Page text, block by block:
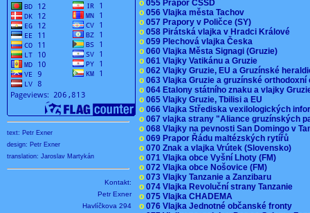
text: Petr Exner
design: Petr Exner
translation: Jaroslav Martykán
Kontakt:
Petr Exner
Havlíčkova 294
o 055 Prapor ČSSD
o 056 Vlajka města Tachov
o 057 Prapory v Poličce (SY)
o 058 Pirátská vlajka v Hradci Králové
o 059 Plechová vlajka Česka
o 060 Vlajka Města Signagi (Gruzie)
o 061 Vlajky Vatikánu a Gruzie
o 062 Vlajky Gruzie, EU a Gruzínské
o 063 Vlajka Gruzie a gruzínské
o 064 Etalony státního znaku a vlajky
o 065 Vlajky Gruzie, Tbilisi a EU
o 066 Vlajka Střediska vexilologických
o 067 vlajka strany "Aliance gruzínských
o 068 Vlajky na pevnosti San Domingo v
o 069 Prapor Řádu maltézských rytířů
o 070 Znak a vlajka Vrútek (Slovensko)
o 071 Vlajka obce Vyšní Lhoty (FM)
o 072 Vlajka obce Nošovice (FM)
o 073 Vlajky Tanzanie a Zanzibaru
o 074 Vlajka Revoluční strany Tanzanie
o 075 Vlajka CHADEMA
o 076 Vlajka Jednotné občanské fronty